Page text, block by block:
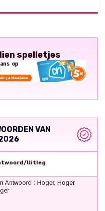
spelletjes
VAN
Uitleg
Antwoord : Hoger, Hoger,